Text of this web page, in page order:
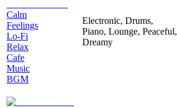
Calm
Feelings
Lo-Fi
Relax
Cafe
Music
BGM
Electronic, Drums,
Piano, Lounge, Peaceful,
Dreamy